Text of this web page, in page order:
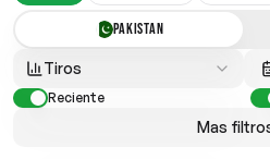
PAKISTAN
Tiros
Reciente
Mas